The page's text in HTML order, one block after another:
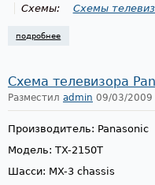
Схемы: Схемы
подробнее
Схема телевизора
Разместил admin 09/03/2009
Производитель: Panasonic
Модель: TX-2150T
Шасси: MX-3 chassis